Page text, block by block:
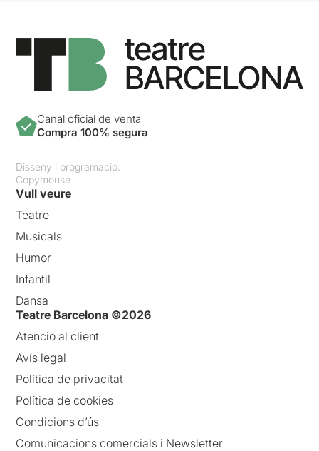
Canal oficial de venta
Compra 100% segura
Disseny i programació:
Copymouse
Vull veure
Teatre
Musicals
Humor
Infantil
Dansa
Teatre Barcelona ©2026
Atenció al client
Avís legal
Política de privacitat
Política de cookies
Condicions d’ús
Comunicacions comercials i Newsletter